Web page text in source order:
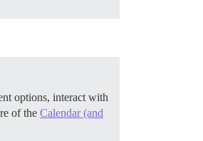
options, interact with
of the Calendar (and